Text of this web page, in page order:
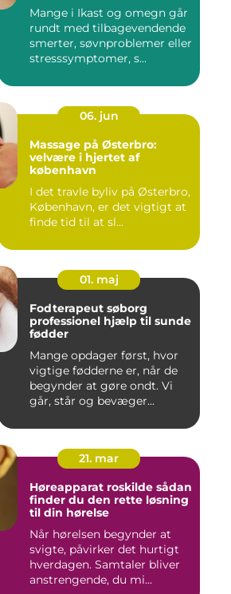
Mange i Ikast og omegn går
rundt med tilbagevendende
smerter, søvnproblemer eller
stresssymptomer, s...
06. jun
Massage på Østerbro:
velvære i hjertet af
københavn
I det travle byliv på Østerbro,
København, er det vigtigt at
finde tid til at sl...
01. maj
Fodterapeut søborg
professionel hjælp til sunde
fødder
Mange opdager først, hvor
vigtige fødderne er, når de
begynder at gøre ondt. Vi
går, står og bevæger...
21. mar
Høreapparat roskilde sådan
finder du den rette løsning
til din hørelse
Når hørelsen begynder at
svigte, påvirker det hurtigt
hverdagen. Samtaler bliver
anstrengende, du mi...